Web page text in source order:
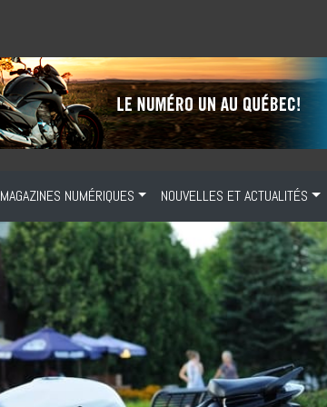
MAGAZINES NUMÉRIQUES NOUVELLES ET ACTUALITÉS